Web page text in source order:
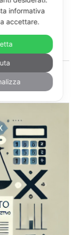
08:01
informativa
accettare.